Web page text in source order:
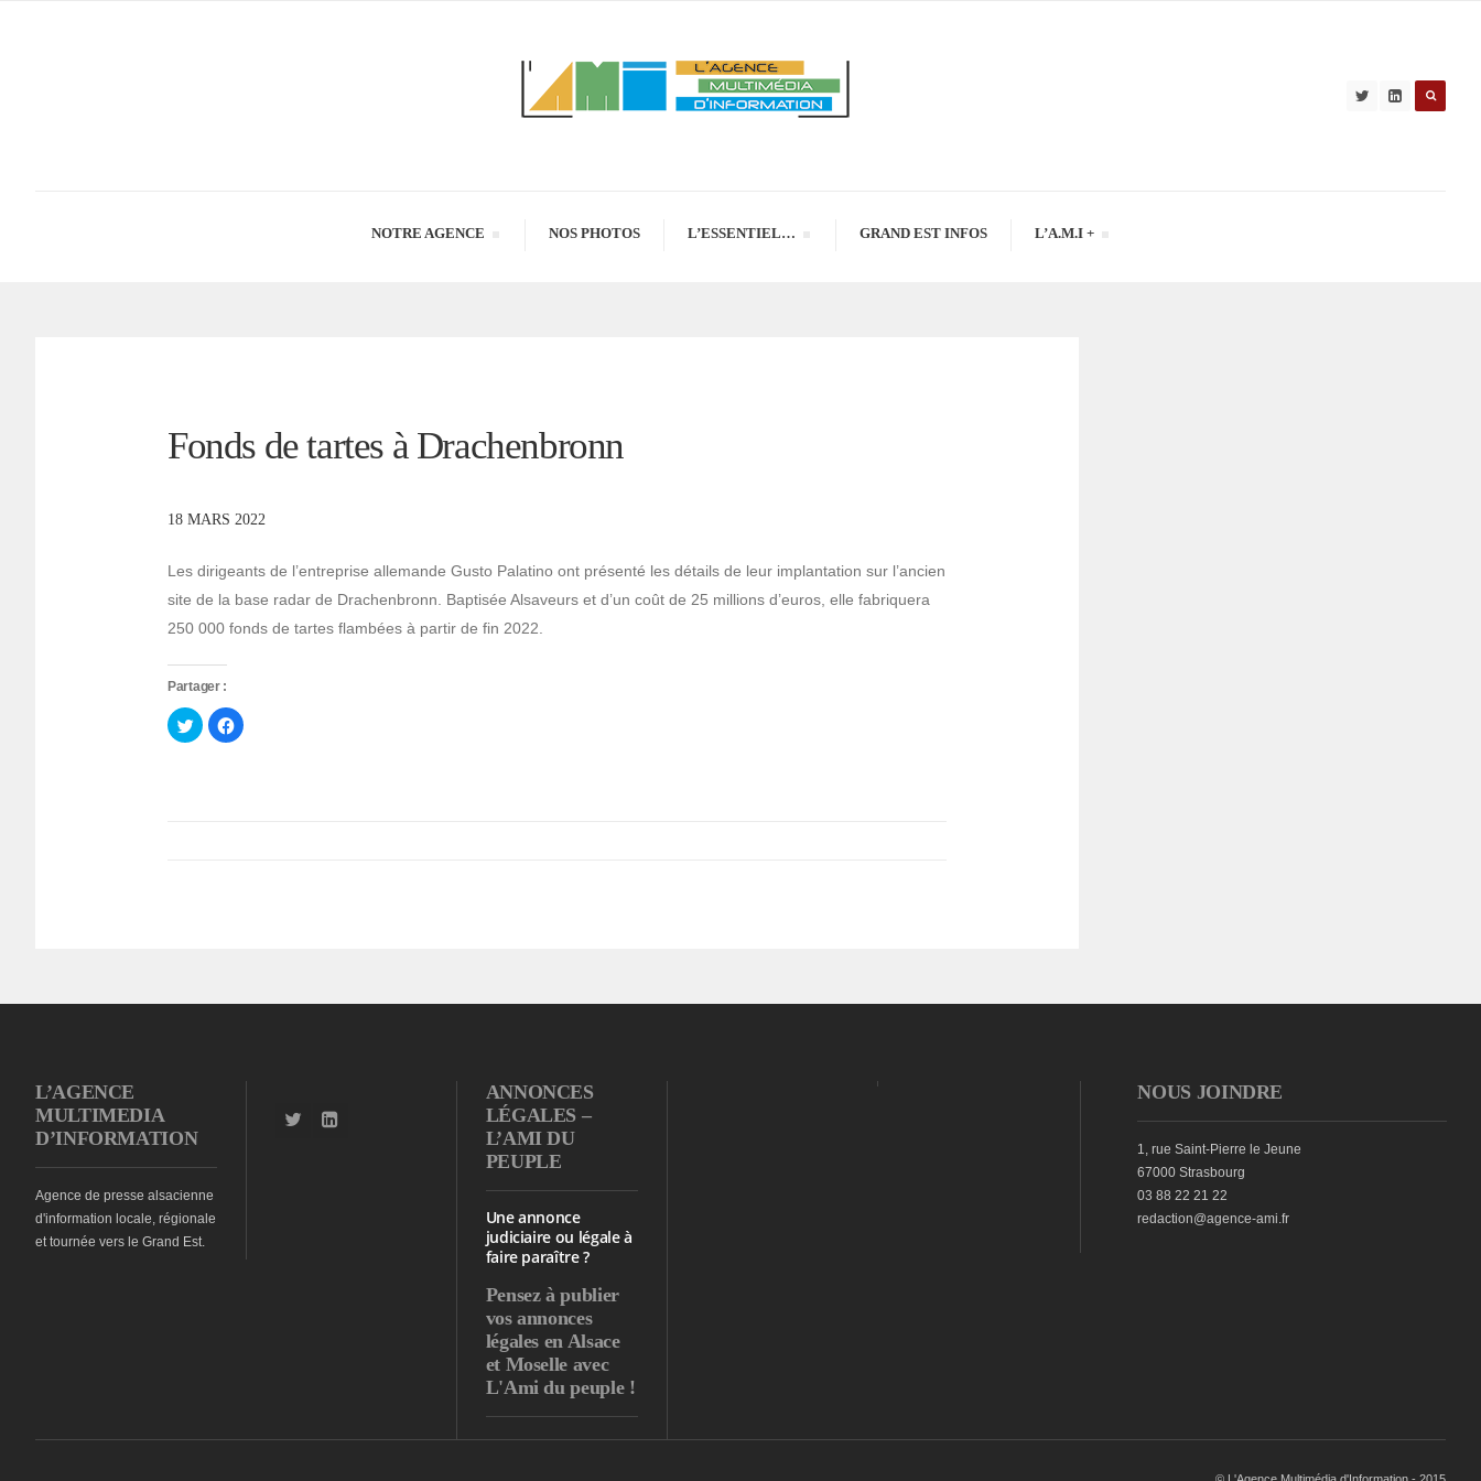
NOTRE AGENCE NOS PHOTOS L’ESSENTIEL… GRAND EST INFOS L’A.M.I +
Fonds de tartes à Drachenbronn
18 MARS 2022
Les dirigeants de l’entreprise allemande Gusto Palatino ont présenté les détails de leur implantation sur l’ancien
site de la base radar de Drachenbronn. Baptisée Alsaveurs et d’un coût de 25 millions d’euros, elle fabriquera
250 000 fonds de tartes flambées à partir de fin 2022.
Partager :
Cliquez
pour
partager
Cliquez
pour
L’AGENCE
MULTIMEDIA
D’INFORMATION
Agence de presse alsacienne
d'information locale, régionale
et tournée vers le Grand Est.
ANNONCES
LÉGALES –
L’AMI DU
PEUPLE
Une annonce
judiciaire ou légale à
faire paraître ?
Pensez à publier
vos annonces
légales en Alsace
et Moselle avec
L'Ami du peuple !
NOUS JOINDRE
1, rue Saint-Pierre le Jeune
67000 Strasbourg
03 88 22 21 22
redaction@agence-ami.fr